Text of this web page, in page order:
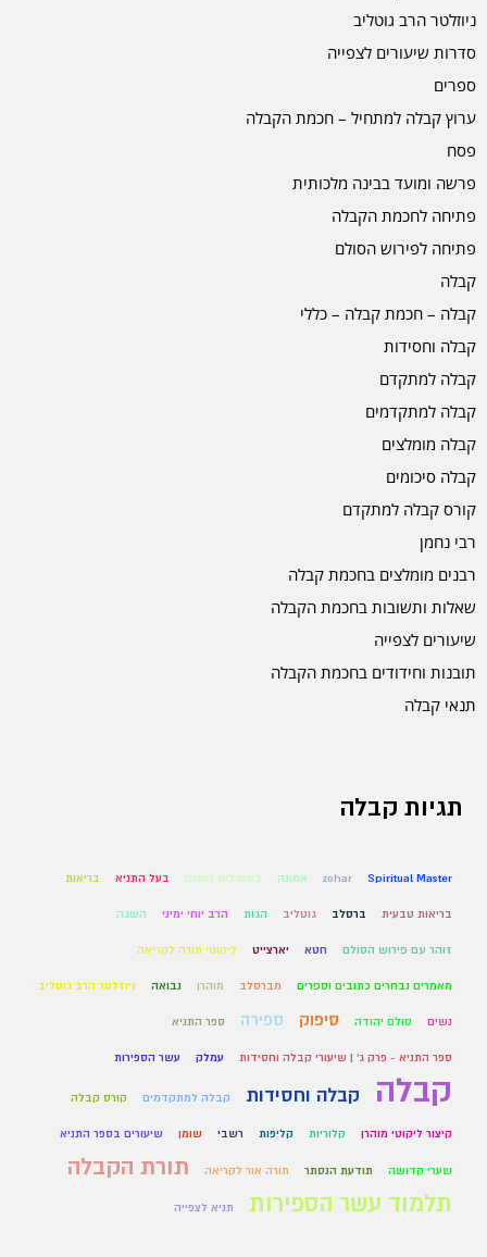
ניוזלטר הרב גוטליב
סדרות שיעורים לצפייה
ספרים
ערוץ קבלה למתחיל – חכמת הקבלה
פסח
פרשה ומועד בבינה מלכותית
פתיחה לחכמת הקבלה
פתיחה לפירוש הסולם
קבלה
קבלה – חכמת קבלה – כללי
קבלה וחסידות
קבלה למתקדם
קבלה למתקדמים
קבלה מומלצים
קבלה סיכומים
קורס קבלה למתקדם
רבי נחמן
רבנים מומלצים בחכמת קבלה
שאלות ותשובות בחכמת הקבלה
שיעורים לצפייה
תובנות וחידודים בחכמת הקבלה
תנאי קבלה
תגיות קבלה
Spiritual Master
zohar אמונה במעגלות השנה בעל התניא בריאות
בריאות טבעית ברסלב גוטליב הגות הרב יוחי ימיני השגה
זוהר עם פירוש הסולם חטא יארצייט ליקוטי תורה לקריאה
מאמרים נבחרים כתובים וספרים מברסלב מוהרן נבואה ניוזלטר הרב גוטליב
נשים סולם יהודה סיפוק ספירה ספר התניא
ספר התניא - פרק ג' | שיעורי קבלה וחסידות עמלק עשר הספירות
קבלה קבלה וחסידות קבלה למתקדמים קורס קבלה
קיצור ליקוטי מוהרן קלוריות קליפות רשבי שומן שיעורים בספר התניא
שערי קדושה תודעת הנסתר תורה אור לקריאה תורת הקבלה
תלמוד עשר הספירות תניא לצפייה